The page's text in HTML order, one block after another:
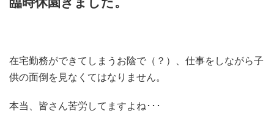
在宅勤務ができてしまうお陰で（？）、仕事をしながら子
供の面倒を見なくてはなりません。
本当、皆さん苦労してますよね･･･